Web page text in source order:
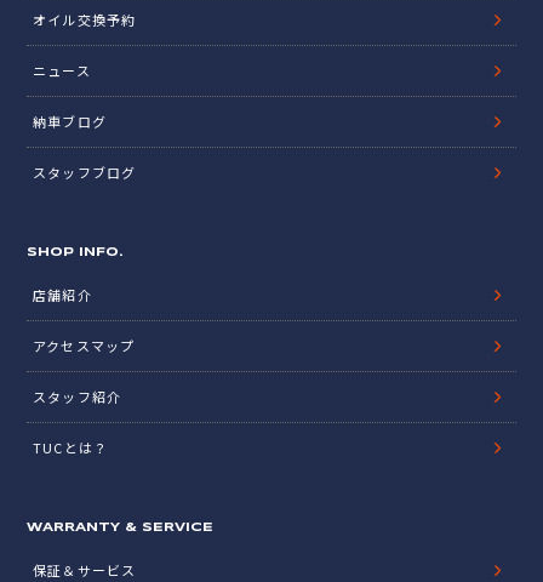
オイル交換予約
ニュース
納車ブログ
スタッフブログ
SHOP INFO.
店舗紹介
アクセスマップ
スタッフ紹介
TUCとは？
WARRANTY & SERVICE
保証＆サービス